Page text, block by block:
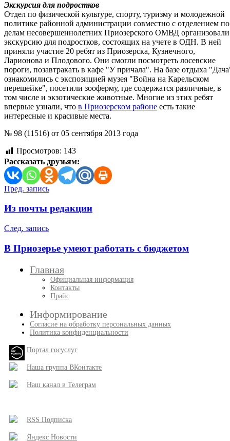
Экскурсия для подростков
Отдел по физической культуре, спорту, туризму и молодежной
политике районной администрации совместно с отделением по
делам несовершеннолетних Приозерского ОМВД организовали
экскурсию для подростков, состоящих на учете в ОДН. В ней
приняли участие 20 ребят из Приозерска, Кузнечного,
Ларионова и Плодового. Они смогли посмотреть лосевские
пороги, позавтракать в кафе "У причала". На базе отдыха
ознакомились с экспозицией музея "Война на Карельском
перешейке", посетили зооферму, где содержатся различные, в
том числе и экзотические животные. Многие из этих ребят
впервые узнали, что в Приозерском районе есть такие
интересные и красивые места.
№ 98 (11516) от 05 сентября 2013 года
Просмотров: 143
Рассказать друзьям:
Навигация
по
Пред. запись
Из почты редакции
След. запись
В Приозерье умеют работать с бюджетом
Главная
Официальная информация
Контакты
Прайс
Информирование
Согласие на обработку персональных данных
Политика конфиденциальности
Портал госуслуг
Наша группа ВКонтакте
Наш канал в Телеграм
RSS Подписка
Яндекс Новости